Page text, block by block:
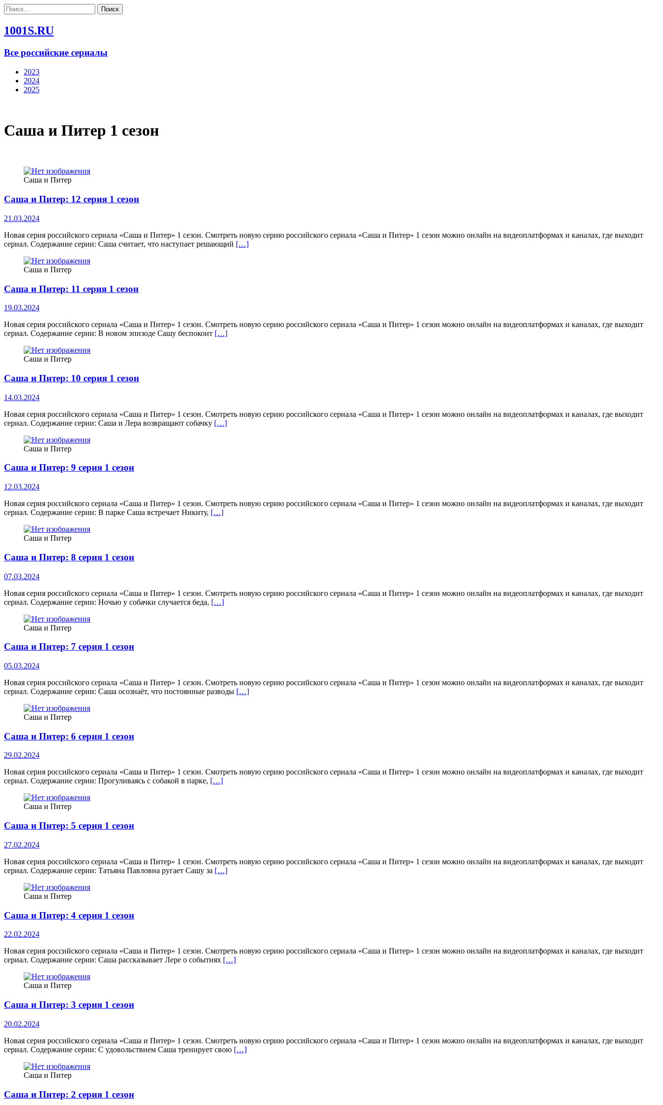
Найти:
1001S.RU
Все российские сериалы
2023
2024
2025
Саша и Питер 1 сезон
Саша и Питер
Саша и Питер: 12 серия 1 сезон
21.03.2024
Новая серия российского сериала «Саша и Питер» 1 сезон. Смотреть новую серию российского сериала «Саша и Питер» 1 сезон можно онлайн на видеоплатформах и каналах, где выходит
сериал. Содержание серии: Саша считает, что наступает решающий […]
Саша и Питер
Саша и Питер: 11 серия 1 сезон
19.03.2024
Новая серия российского сериала «Саша и Питер» 1 сезон. Смотреть новую серию российского сериала «Саша и Питер» 1 сезон можно онлайн на видеоплатформах и каналах, где выходит
сериал. Содержание серии: В новом эпизоде Сашу беспокоит […]
Саша и Питер
Саша и Питер: 10 серия 1 сезон
14.03.2024
Новая серия российского сериала «Саша и Питер» 1 сезон. Смотреть новую серию российского сериала «Саша и Питер» 1 сезон можно онлайн на видеоплатформах и каналах, где выходит
сериал. Содержание серии: Саша и Лера возвращают собачку […]
Саша и Питер
Саша и Питер: 9 серия 1 сезон
12.03.2024
Новая серия российского сериала «Саша и Питер» 1 сезон. Смотреть новую серию российского сериала «Саша и Питер» 1 сезон можно онлайн на видеоплатформах и каналах, где выходит
сериал. Содержание серии: В парке Саша встречает Никиту, […]
Саша и Питер
Саша и Питер: 8 серия 1 сезон
07.03.2024
Новая серия российского сериала «Саша и Питер» 1 сезон. Смотреть новую серию российского сериала «Саша и Питер» 1 сезон можно онлайн на видеоплатформах и каналах, где выходит
сериал. Содержание серии: Ночью у собачки случается беда, […]
Саша и Питер
Саша и Питер: 7 серия 1 сезон
05.03.2024
Новая серия российского сериала «Саша и Питер» 1 сезон. Смотреть новую серию российского сериала «Саша и Питер» 1 сезон можно онлайн на видеоплатформах и каналах, где выходит
сериал. Содержание серии: Саша осознаёт, что постоянные разводы […]
Саша и Питер
Саша и Питер: 6 серия 1 сезон
29.02.2024
Новая серия российского сериала «Саша и Питер» 1 сезон. Смотреть новую серию российского сериала «Саша и Питер» 1 сезон можно онлайн на видеоплатформах и каналах, где выходит
сериал. Содержание серии: Прогуливаясь с собакой в парке, […]
Саша и Питер
Саша и Питер: 5 серия 1 сезон
27.02.2024
Новая серия российского сериала «Саша и Питер» 1 сезон. Смотреть новую серию российского сериала «Саша и Питер» 1 сезон можно онлайн на видеоплатформах и каналах, где выходит
сериал. Содержание серии: Татьяна Павловна ругает Сашу за […]
Саша и Питер
Саша и Питер: 4 серия 1 сезон
22.02.2024
Новая серия российского сериала «Саша и Питер» 1 сезон. Смотреть новую серию российского сериала «Саша и Питер» 1 сезон можно онлайн на видеоплатформах и каналах, где выходит
сериал. Содержание серии: Саша рассказывает Лере о событиях […]
Саша и Питер
Саша и Питер: 3 серия 1 сезон
20.02.2024
Новая серия российского сериала «Саша и Питер» 1 сезон. Смотреть новую серию российского сериала «Саша и Питер» 1 сезон можно онлайн на видеоплатформах и каналах, где выходит
сериал. Содержание серии: С удовольствием Саша тренирует свою […]
Саша и Питер
Саша и Питер: 2 серия 1 сезон